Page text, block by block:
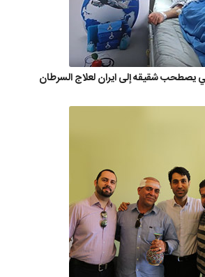
يصطحب شقيقه إلى ايران لعلاج السرطان